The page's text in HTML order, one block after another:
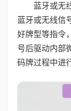
蓝牙或无
蓝牙或无线信
好牌型等指令
号后驱动内部
码牌过程中进